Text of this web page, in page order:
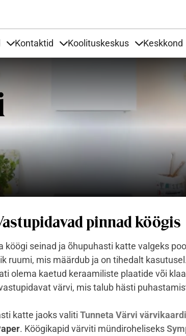
Kontaktid Koolituskeskus Keskkond
pinnad köögis
köögi seinad ja õhupuhasti katte valgeks
ruumi, mis määrdub ja on tihedalt
olema kaetud keraamiliste plaatide või
värvi, mis talub hästi
katte jaoks valiti Tunneta Värvi
. Köögikapid värviti mündiroheliseks